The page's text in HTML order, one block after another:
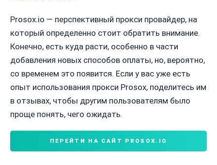
Prosox.io — перспективный прокси провайдер, на
который определенно стоит обратить внимание.
Конечно, есть куда расти, особенно в части
добавления новых способов оплаты, но, вероятно,
со временем это появится. Если у вас уже есть
опыт использования прокси Prosox, поделитесь им
в отзывах, чтобы другим пользователям было
проще понять, чего ожидать.
ПЕРЕЙТИ НА САЙТ PROSOX.IO